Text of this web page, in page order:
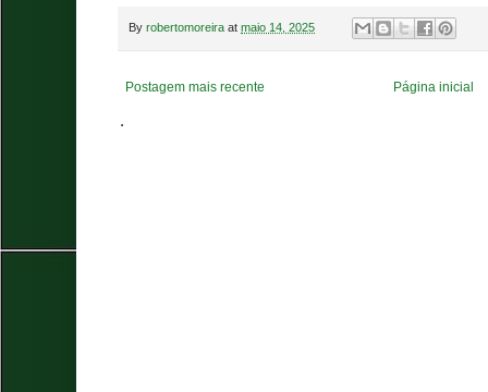
By robertomoreira at maio 14, 2025
Postagem mais recente Página inicial
.